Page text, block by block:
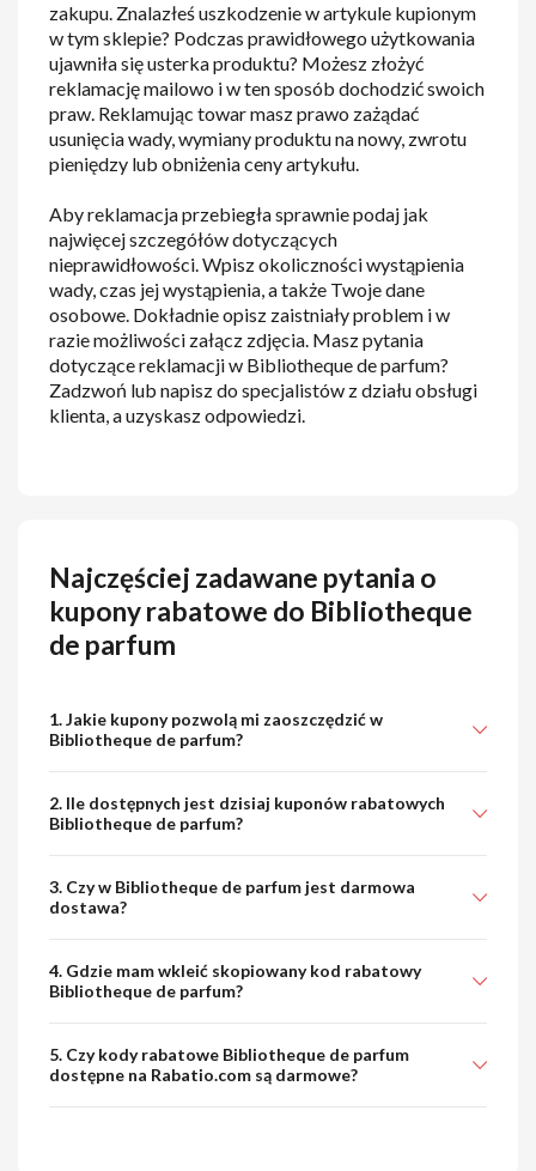
zakupu. Znalazłeś uszkodzenie w artykule kupionym
w tym sklepie? Podczas prawidłowego użytkowania
ujawniła się usterka produktu? Możesz złożyć
reklamację mailowo i w ten sposób dochodzić swoich
praw. Reklamując towar masz prawo zażądać
usunięcia wady, wymiany produktu na nowy, zwrotu
pieniędzy lub obniżenia ceny artykułu.
Aby reklamacja przebiegła sprawnie podaj jak
najwięcej szczegółów dotyczących
nieprawidłowości. Wpisz okoliczności wystąpienia
wady, czas jej wystąpienia, a także Twoje dane
osobowe. Dokładnie opisz zaistniały problem i w
razie możliwości załącz zdjęcia. Masz pytania
dotyczące reklamacji w Bibliotheque de parfum?
Zadzwoń lub napisz do specjalistów z działu obsługi
klienta, a uzyskasz odpowiedzi.
Najczęściej zadawane pytania o
kupony rabatowe do Bibliotheque
de parfum
1. Jakie kupony pozwolą mi zaoszczędzić w
Bibliotheque de parfum?
2. Ile dostępnych jest dzisiaj kuponów rabatowych
Bibliotheque de parfum?
3. Czy w Bibliotheque de parfum jest darmowa
dostawa?
4. Gdzie mam wkleić skopiowany kod rabatowy
Bibliotheque de parfum?
5. Czy kody rabatowe Bibliotheque de parfum
dostępne na Rabatio.com są darmowe?